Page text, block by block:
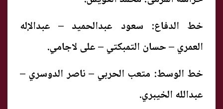
خط الدفاع: سعود عبدالحميد – عبدالإله
العمري – حسان التمبكتي – على لاجامي.
خط الوسط: متعب الحربي – ناصر الدوسري –
عبدالله الخيبري.